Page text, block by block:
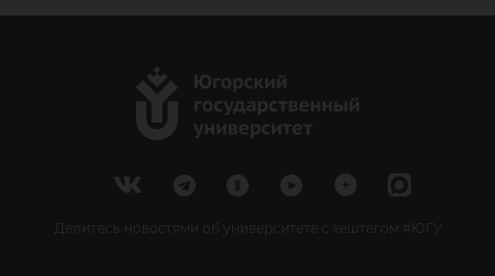
Делитесь новостями об университете с хештегом #ЮГУ